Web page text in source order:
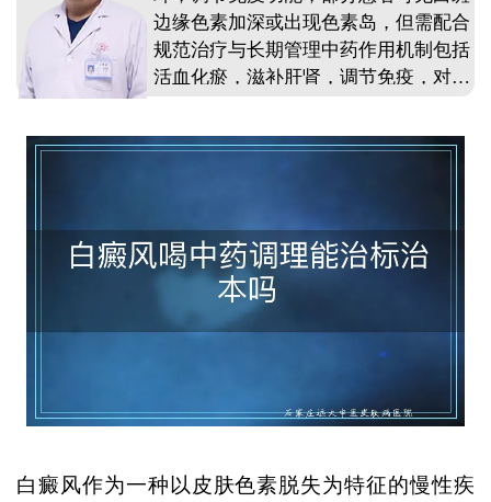
边缘色素加深或出现色素岛，但需配合
规范治疗与长期管理中药作用机制包括
活血化瘀，滋补肝肾，调节免疫，对稳
结合辨证分型，综合干预，避免单一疗
白癜风作为一种以皮肤色素脱失为特征的慢性疾